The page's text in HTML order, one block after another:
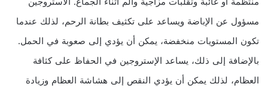
مسؤول عن الإباضة ويساعد على تكثيف بطانة الرحم، لذلك عندما
تكون المستويات منخفضة، يمكن أن يؤدي إلى صعوبة في الحمل.
بالإضافة إلى ذلك، يساعد الإستروجين في الحفاظ على كثافة
العظام، لذلك يمكن أن يؤدي النقص إلى هشاشة العظام وزيادة